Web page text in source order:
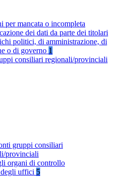
per mancata o incompleta
dei dati da parte dei titolari
politici, di amministrazione, di
o di governo 1
consiliari regionali/provinciali
gruppi consiliari
provinciali
organi di controllo
uffici 5